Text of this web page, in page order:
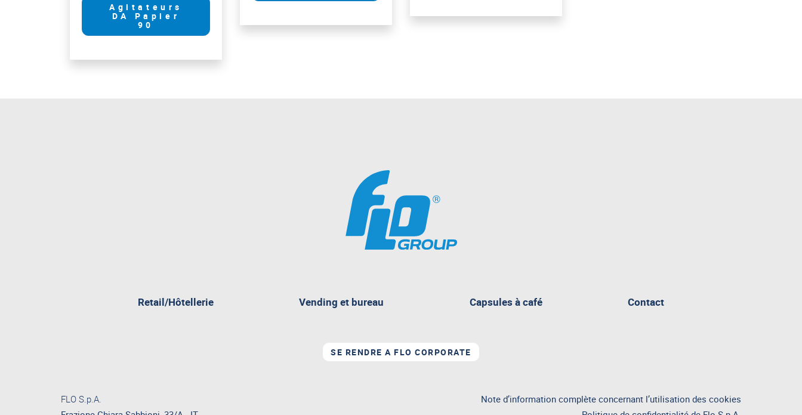
Agitateurs
DA Papier
90
Retail/Hôtellerie Vending et bureau Capsules à café Contact
SE RENDRE A FLO CORPORATE
FLO S.p.A.
Note d’information complète concernant l’utilisation des cookies